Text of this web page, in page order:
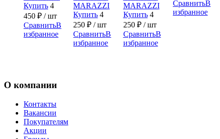
Купить 4
450 ₽ / шт
СравнитьВ
избранное
MARAZZI
Купить 4
250₽ / шт
СравнитьВ
избранное
MARAZZI
Купить 4
250 ₽/ шт
СравнитьВ
избранное
СравнитьВ
избранное
О компании
Контакты
Вакансии
Покупателям
Акции